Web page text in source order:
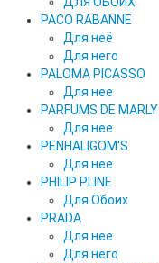
PACO RABANNE
Для неё
Для него
PALOMA PICASSO
Для нее
PARFUMS DE MARLY
Для нее
PENHALIGOM'S
Для нее
PHILIP PLINE
Для Обоих
PRADA
Для нее
Для него